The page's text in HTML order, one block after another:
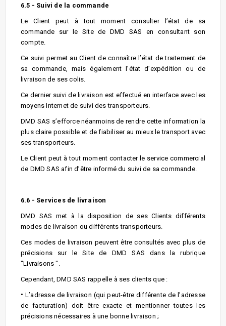
6.5 - Suivi de la commande
Le Client peut à tout moment consulter l’état de sa
commande sur le Site de DMD SAS en consultant son
compte.
Ce suivi permet au Client de connaître l’état de traitement de
sa commande, mais également l’état d’expédition ou de
livraison de ses colis.
Ce dernier suivi de livraison est effectué en interface avec les
moyens Internet de suivi des transporteurs.
DMD SAS s’efforce néanmoins de rendre cette information la
plus claire possible et de fiabiliser au mieux le transport avec
ses transporteurs.
Le Client peut à tout moment contacter le service commercial
de DMD SAS afin d’être informé du suivi de sa commande.
6.6 - Services de livraison
DMD SAS met à la disposition de ses Clients différents
modes de livraison ou différents transporteurs.
Ces modes de livraison peuvent être consultés avec plus de
précisions sur le Site de DMD SAS dans la rubrique
"Livraisons ".
Cependant, DMD SAS rappelle à ses clients que :
•L’adresse de livraison (qui peut-être différente de l’adresse
de facturation) doit être exacte et mentionner toutes les
précisions nécessaires à une bonne livraison ;